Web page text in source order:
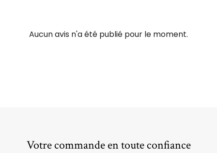
Aucun avis n'a été publié pour le moment.
Votre commande en toute confiance